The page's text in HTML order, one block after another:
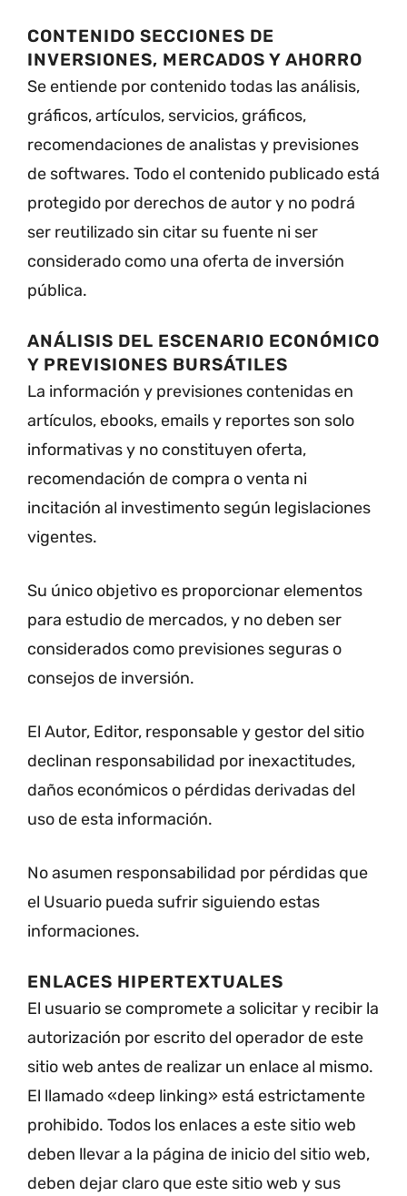
CONTENIDO SECCIONES DE
INVERSIONES, MERCADOS Y AHORRO
Se entiende por contenido todas las análisis,
gráficos, artículos, servicios, gráficos,
recomendaciones de analistas y previsiones
de softwares. Todo el contenido publicado está
protegido por derechos de autor y no podrá
ser reutilizado sin citar su fuente ni ser
considerado como una oferta de inversión
pública.
ANÁLISIS DEL ESCENARIO ECONÓMICO
Y PREVISIONES BURSÁTILES
La información y previsiones contenidas en
artículos, ebooks, emails y reportes son solo
informativas y no constituyen oferta,
recomendación de compra o venta ni
incitación al investimento según legislaciones
vigentes.
Su único objetivo es proporcionar elementos
para estudio de mercados, y no deben ser
considerados como previsiones seguras o
consejos de inversión.
El Autor, Editor, responsable y gestor del sitio
declinan responsabilidad por inexactitudes,
daños económicos o pérdidas derivadas del
uso de esta información.
No asumen responsabilidad por pérdidas que
el Usuario pueda sufrir siguiendo estas
informaciones.
ENLACES HIPERTEXTUALES
El usuario se compromete a solicitar y recibir la
autorización por escrito del operador de este
sitio web antes de realizar un enlace al mismo.
El llamado «deep linking» está estrictamente
prohibido. Todos los enlaces a este sitio web
deben llevar a la página de inicio del sitio web,
deben dejar claro que este sitio web y sus